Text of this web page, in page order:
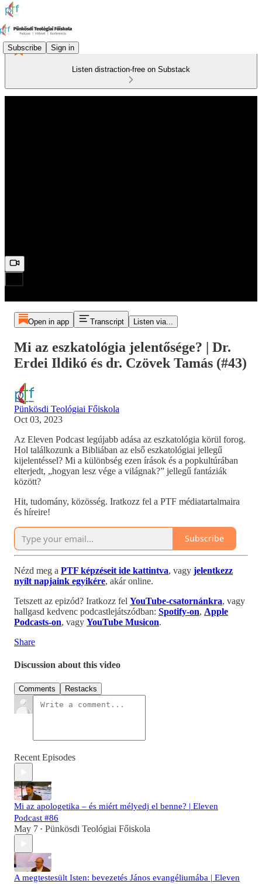
Subscribe Sign in
Listen distraction-free on Substack
Open in app Transcript Listen via...
Mi az eszkatológia jelentősége? | Dr.
Erdei Ildikó és dr. Czövek Tamás (#43)
Pünkösdi Teológiai Főiskola
Oct 03, 2023
Az Eleven Podcast legújabb adása az eszkatológia körül forog.
Hol találkozunk a Bibliában az első eszkatológiai jellegű
kijelentéssel? Mi a különbség ezen írások és a popkultúrában
elterjedt, „hogyan lesz vége a világnak?” jellegű fantáziák
között?
Hit, tudomány, közösség. Iratkozz fel a PTF médiatartalmaira
és híreire!
Subscribe
Nézd meg a PTF képzéseit ide kattintva, vagy jelentkezz
nyílt napjaink egyikére, akár online.
Tetszett az epizód? Iratkozz fel YouTube-csatornánkra, vagy
hallgasd kedvenc podcastlejátszódban: Spotify-on, Apple
Podcasts-on, vagy YouTube Musicon.
Share
Discussion about this video
Comments Restacks
Recent Episodes
Mi az apologetika – és miért mélyedj el benne? | Eleven
Podcast #86
May 7 • Pünkösdi Teológiai Főiskola
A megtestesült Isten: bevezetés János evangéliumába | Eleven